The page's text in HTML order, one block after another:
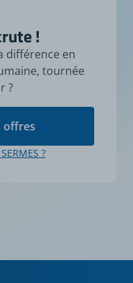
!
différence en
tournée
?
offres
?